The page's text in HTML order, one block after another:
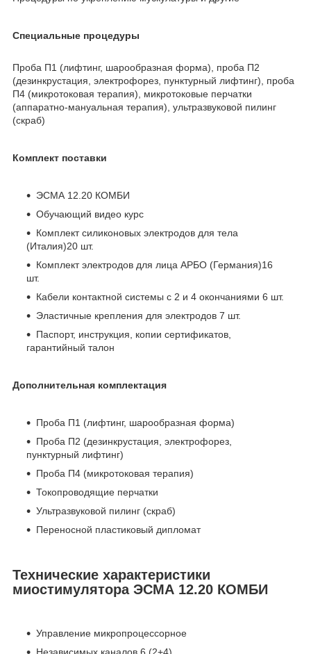
Специальные процедуры
Проба П1 (лифтинг, шарообразная форма), проба П2
(дезинкрустация, электрофорез, пунктурный лифтинг), проба
П4 (микротоковая терапия), микротоковые перчатки
(аппаратно-мануальная терапия), ультразвуковой пилинг
(скраб)
Комплект поставки
ЭСМА 12.20 КОМБИ
Обучающий видео курс
Комплект силиконовых электродов для тела
(Италия)20 шт.
Комплект электродов для лица АРБО (Германия)16
шт.
Кабели контактной системы с 2 и 4 окончаниями 6 шт.
Эластичные крепления для электродов 7 шт.
Паспорт, инструкция, копии сертификатов,
гарантийный талон
Дополнительная комплектация
Проба П1 (лифтинг, шарообразная форма)
Проба П2 (дезинкрустация, электрофорез,
пунктурный лифтинг)
Проба П4 (микротоковая терапия)
Токопроводящие перчатки
Ультразвуковой пилинг (скраб)
Переносной пластиковый дипломат
Технические характеристики
миостимулятора ЭСМА 12.20 КОМБИ
Управление микропроцессорное
Независимых каналов 6 (2+4)